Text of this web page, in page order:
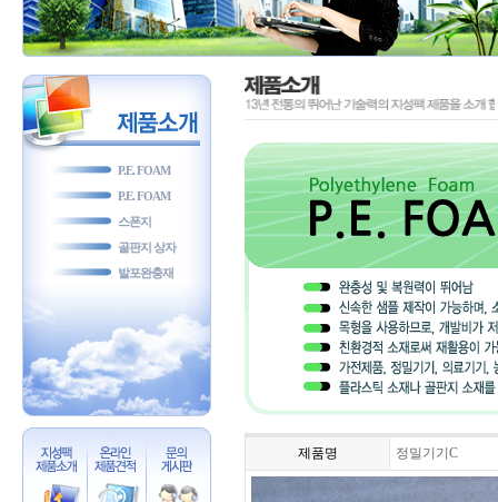
P.E. FOAM
P.E. FOAM
스폰지
골판지 상자
발포완충재
제품명 정밀기기C